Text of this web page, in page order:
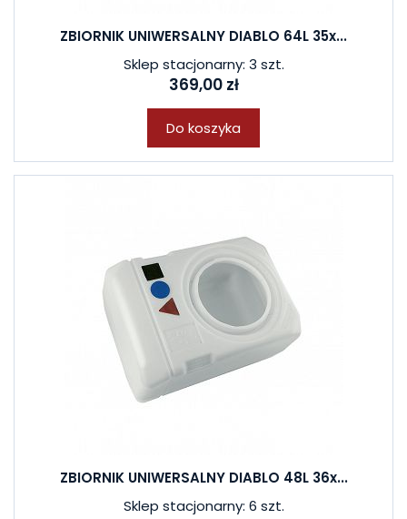
ZBIORNIK UNIWERSALNY DIABLO 64L 35x...
Sklep stacjonarny: 3 szt.
369,00 zł
Do koszyka
ZBIORNIK UNIWERSALNY DIABLO 48L 36x...
Sklep stacjonarny: 6 szt.